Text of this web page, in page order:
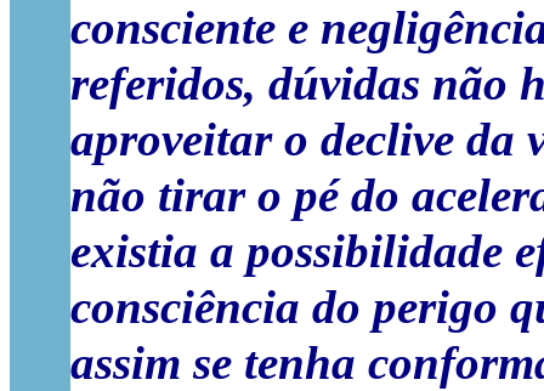
consciente e
referidos, dúvidas não
aproveitar o declive da
não tirar o pé do
existia a possibilidade
consciência do perigo
assim se tenha